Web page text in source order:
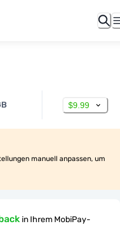
$9.99
manuell anpassen, um
in Ihrem MobiPay-